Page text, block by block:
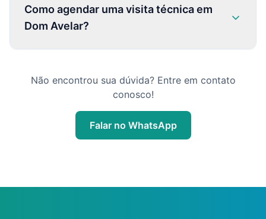
Como agendar uma visita técnica em
Dom Avelar?
Não encontrou sua dúvida? Entre em contato
conosco!
Falar no WhatsApp